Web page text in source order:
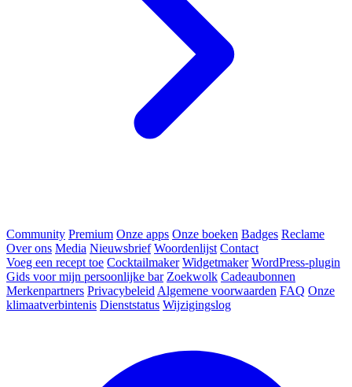
Community Premium Onze apps Onze boeken Badges Reclame
Over ons Media Nieuwsbrief Woordenlijst Contact
Voeg een recept toe Cocktailmaker Widgetmaker WordPress-plugin
Gids voor mijn persoonlijke bar Zoekwolk Cadeaubonnen
Merkenpartners Privacybeleid Algemene voorwaarden FAQ Onze
klimaatverbintenis Dienststatus Wijzigingslog